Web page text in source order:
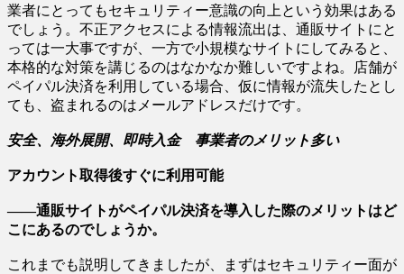
業者にとってもセキュリティー意識の向上という効果はある
でしょう。不正アクセスによる情報流出は、通販サイトにと
っては一大事ですが、一方で小規模なサイトにしてみると、
本格的な対策を講じるのはなかなか難しいですよね。店舗が
ペイパル決済を利用している場合、仮に情報が流失したとし
ても、盗まれるのはメールアドレスだけです。
安全、海外展開、即時入金 事業者のメリット多い
アカウント取得後すぐに利用可能
――通販サイトがペイパル決済を導入した際のメリットはど
こにあるのでしょうか。
これまでも説明してきましたが、まずはセキュリティー面が